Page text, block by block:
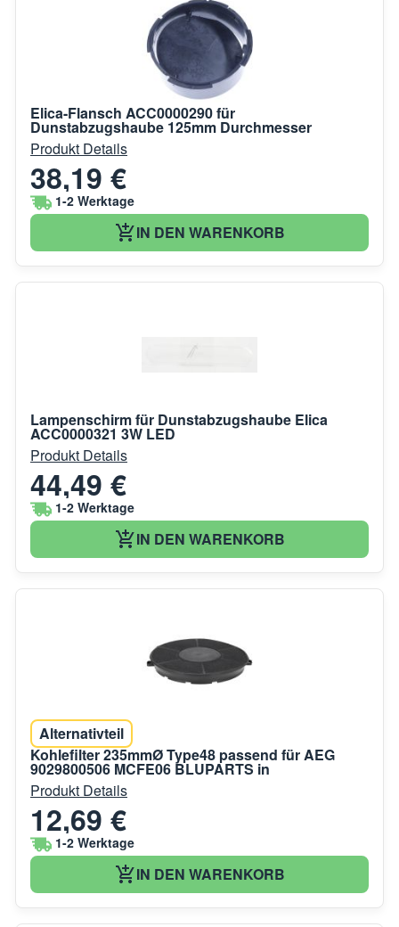
Elica-Flansch ACC0000290 für
Dunstabzugshaube 125mm Durchmesser
Produkt Details
38,19 €
1-2 Werktage
IN DEN WARENKORB
Lampenschirm für Dunstabzugshaube Elica
ACC0000321 3W LED
Produkt Details
44,49 €
1-2 Werktage
IN DEN WARENKORB
Alternativteil
Kohlefilter 235mmØ Type48 passend für AEG
9029800506 MCFE06 BLUPARTS in
Produkt Details
12,69 €
1-2 Werktage
IN DEN WARENKORB